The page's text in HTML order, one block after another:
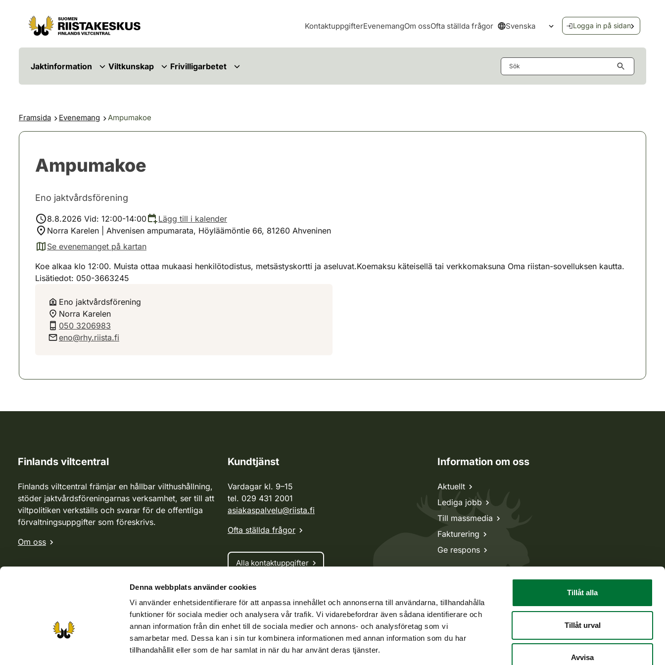
Denna webbplats använder cookies
Vi använder enhetsidentifierare för att anpassa innehållet och annonserna till användarna, tillhandahålla
funktioner för sociala medier och analysera vår trafik. Vi vidarebefordrar även sådana identifierare och
annan information från din enhet till de sociala medier och annons- och analysföretag som vi
samarbetar med. Dessa kan i sin tur kombinera informationen med annan information som du har
tillhandahållit eller som de har samlat in när du har använt deras tjänster.
Tillåt alla
Tillåt urval
Avvisa
Hoppa till innehåll
Gå till webbplatskartan
KontaktuppgifterEvenemangOm ossOfta ställda frågor Svenska
Öppna språkmenyn
Logga in på sidan
Jaktinformation Viltkunskap Frivilligarbetet
Framsida Evenemang Ampumakoe
Ampumakoe
Eno jaktvårdsförening
8.8.2026 Vid: 12:00-14:00
Lägg till i kalender
Norra Karelen | Ahvenisen ampumarata, Höyläämöntie 66, 81260 Ahveninen
Se evenemanget på kartan
(avautuu uuteen välilehteen)
Koe alkaa klo 12:00. Muista ottaa mukaasi henkilötodistus, metsästyskortti ja aseluvat.Koemaksu käteisellä tai verkkomaksuna Oma riistan-sovelluksen kautta.
Lisätiedot: 050-3663245
Eno jaktvårdsförening
Norra Karelen
050 3206983
eno@rhy.riista.fi
Finlands viltcentral
Finlands viltcentral främjar en hållbar vilthushållning,
stöder jaktvårdsföreningarnas verksamhet, ser till att
viltpolitiken verkställs och svarar för de offentliga
förvaltningsuppgifter som föreskrivs.
Om oss
Kundtjänst
Vardagar kl. 9–15
tel. 029 431 2001
asiakaspalvelu@riista.fi
Ofta ställda frågor
Alla kontaktuppgifter
Jaktkort
Oma riista -tjänsten
Ansökan om licenser och dispenser
Information om oss
Aktuellt
Lediga jobb
Till massmedia
Fakturering
Ge respons